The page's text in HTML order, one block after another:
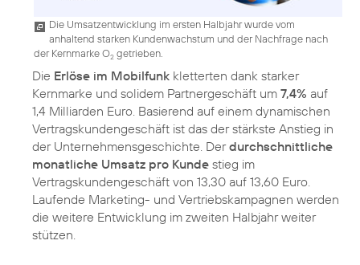
Die Umsatzentwicklung im ersten Halbjahr wurde vom
anhaltend starken Kundenwachstum und der Nachfrage nach
der Kernmarke O2 getrieben.
Die Erlöse im Mobilfunk kletterten dank starker
Kernmarke und solidem Partnergeschäft um 7,4% auf
1,4 Milliarden Euro. Basierend auf einem dynamischen
Vertragskundengeschäft ist das der stärkste Anstieg in
der Unternehmensgeschichte. Derdurchschnittliche
monatliche Umsatz pro Kunde stieg im
Vertragskundengeschäft von 13,30 auf 13,60 Euro.
Laufende Marketing- und Vertriebskampagnen werden
die weitere Entwicklung im zweiten Halbjahr weiter
stützen.